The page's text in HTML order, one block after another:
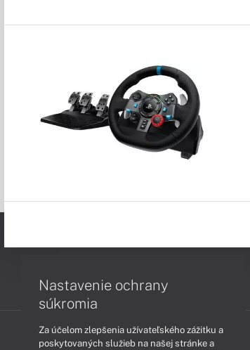
Nastavenie ochrany
súkromia
Za účelom zlepšenia užívateľského zážitku a
poskytovaných služieb na našej stránke a